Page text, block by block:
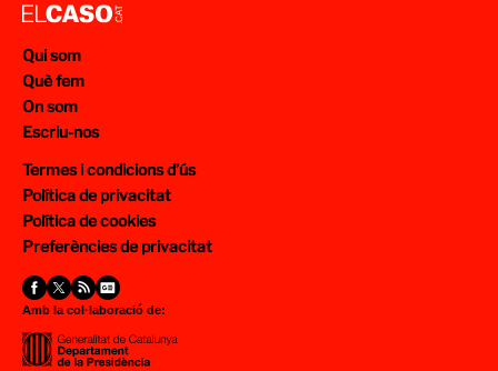
Qui som
Què fem
On som
Escriu-nos
Termes i condicions d’ús
Política de privacitat
Política de cookies
Preferències de privacitat
Amb la col·laboració de: